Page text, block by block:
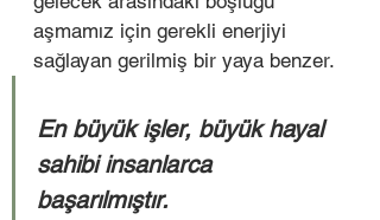
aşmamız için gerekli enerjiyi
sağlayan gerilmiş bir yaya benzer.
En büyük işler, büyük hayal
sahibi insanlarca
başarılmıştır.